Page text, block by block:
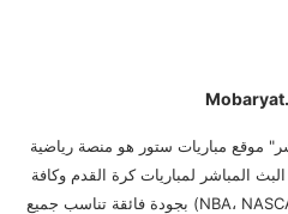
موقع مباريات ستور هو منصة رياضية
المباشر لمباريات كرة القدم وكافة
الأحداث الرياضية الكبرى (NBA، NASCAR، NFL) بجودة فائقة تناسب جميع